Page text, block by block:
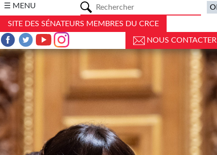
☰ MENU
SITE DES SÉNATEURS MEMBRES DU CRCE
NOUS CONTACTER